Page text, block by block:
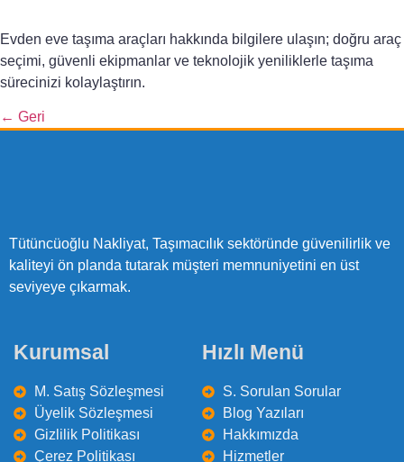
Evden eve taşıma araçları hakkında bilgilere ulaşın; doğru araç
seçimi, güvenli ekipmanlar ve teknolojik yeniliklerle taşıma
sürecinizi kolaylaştırın.
← Geri
Tütüncüoğlu Nakliyat, Taşımacılık sektöründe güvenilirlik ve
kaliteyi ön planda tutarak müşteri memnuniyetini en üst
seviyeye çıkarmak.
Kurumsal
M. Satış Sözleşmesi
Üyelik Sözleşmesi
Gizlilik Politikası
Çerez Politikası
Hızlı Menü
S. Sorulan Sorular
Blog Yazıları
Hakkımızda
Hizmetler